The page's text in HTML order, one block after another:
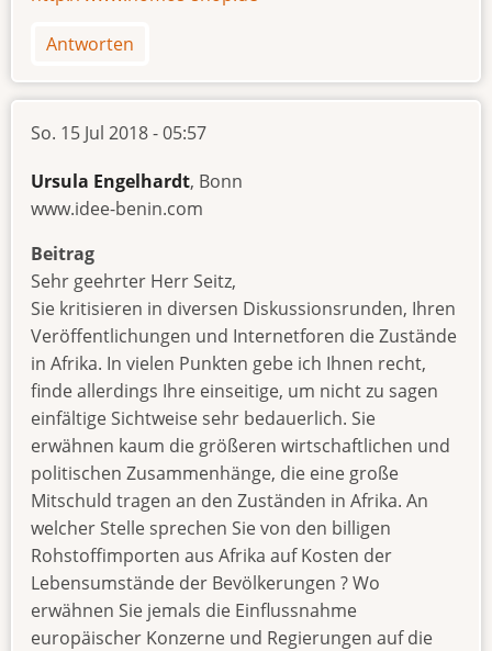
Antworten
So. 15 Jul 2018 - 05:57
Ursula Engelhardt, Bonn
www.idee-benin.com
Beitrag
Sehr geehrter Herr Seitz,
Sie kritisieren in diversen Diskussionsrunden, Ihren
Veröffentlichungen und Internetforen die Zustände
in Afrika. In vielen Punkten gebe ich Ihnen recht,
finde allerdings Ihre einseitige, um nicht zu sagen
einfältige Sichtweise sehr bedauerlich. Sie
erwähnen kaum die größeren wirtschaftlichen und
politischen Zusammenhänge, die eine große
Mitschuld tragen an den Zuständen in Afrika. An
welcher Stelle sprechen Sie von den billigen
Rohstoffimporten aus Afrika auf Kosten der
Lebensumstände der Bevölkerungen ? Wo
erwähnen Sie jemals die Einflussnahme
europäischer Konzerne und Regierungen auf die